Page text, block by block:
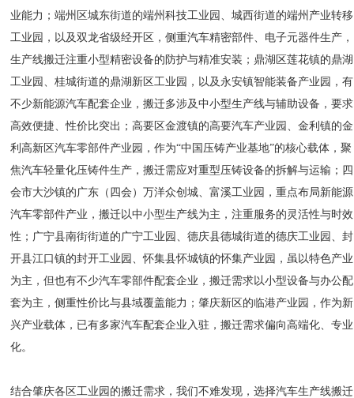
业能力；端州区城东街道的端州科技工业园、城西街道的端州产业转移
工业园，以及双龙省级经开区，侧重汽车精密部件、电子元器件生产，
生产线搬迁注重小型精密设备的防护与精准安装；鼎湖区莲花镇的鼎湖
工业园、桂城街道的鼎湖新区工业园，以及永安镇智能装备产业园，有
不少新能源汽车配套企业，搬迁多涉及中小型生产线与辅助设备，要求
高效便捷、性价比突出；高要区金渡镇的高要汽车产业园、金利镇的金
利高新区汽车零部件产业园，作为“中国压铸产业基地”的核心载体，聚
焦汽车轻量化压铸件生产，搬迁需应对重型压铸设备的拆解与运输；四
会市大沙镇的广东（四会）万洋众创城、富溪工业园，重点布局新能源
汽车零部件产业，搬迁以中小型生产线为主，注重服务的灵活性与时效
性；广宁县南街街道的广宁工业园、德庆县德城街道的德庆工业园、封
开县江口镇的封开工业园、怀集县怀城镇的怀集产业园，虽以特色产业
为主，但也有不少汽车零部件配套企业，搬迁需求以小型设备与办公配
套为主，侧重性价比与县域覆盖能力；肇庆新区的临港产业园，作为新
兴产业载体，已有多家汽车配套企业入驻，搬迁需求偏向高端化、专业
化。
结合肇庆各区工业园的搬迁需求，我们不难发现，选择汽车生产线搬迁